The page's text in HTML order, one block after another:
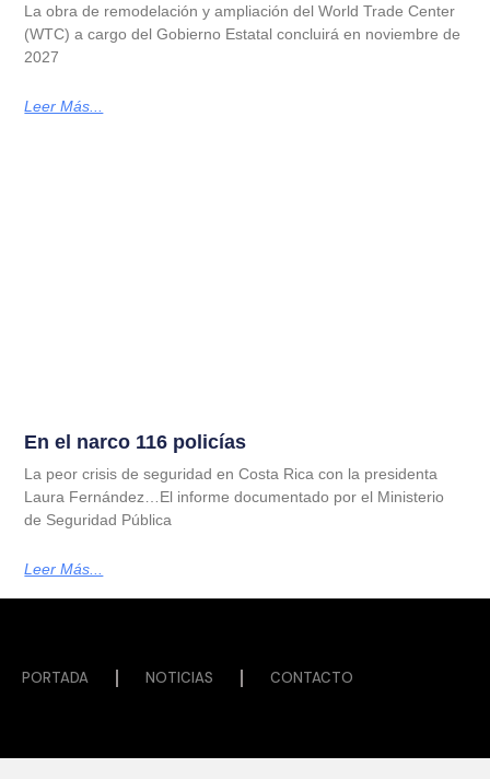
La obra de remodelación y ampliación del World Trade Center
(WTC) a cargo del Gobierno Estatal concluirá en noviembre de
2027
Leer Más...
En el narco 116 policías
La peor crisis de seguridad en Costa Rica con la presidenta
Laura Fernández…El informe documentado por el Ministerio
de Seguridad Pública
Leer Más...
PORTADA NOTICIAS CONTACTO